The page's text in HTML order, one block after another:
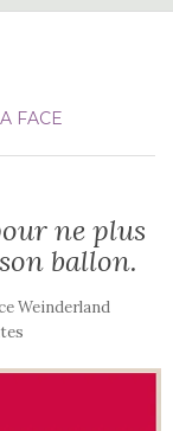
FACE
ne plus
ballon.
Weinderland